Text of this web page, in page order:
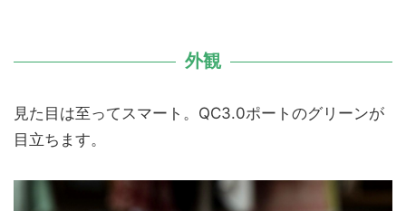
外観
見た目は至ってスマート。QC3.0ポートのグリーンが
目立ちます。